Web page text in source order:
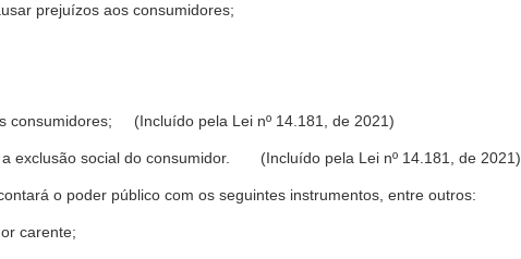
prejuízos aos consumidores;
consumidores; (Incluído pela Lei nº 14.181, de 2021)
exclusão social do consumidor. (Incluído pela Lei nº 14.181, de 2021)
o poder público com os seguintes instrumentos, entre outros:
carente;